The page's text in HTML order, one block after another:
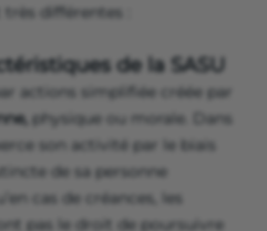
différentes :
de la SASU
actions simplifiée créée par
physique ou morale. Dans
son activité par le biais
de sa personne
cas de créances, les
pas le droit de poursuivre